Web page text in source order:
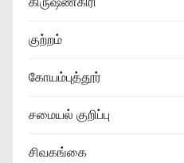
குற்றம்
கோயம்புத்தூர்
சமையல் குறிப்பு
சிவகங்கை